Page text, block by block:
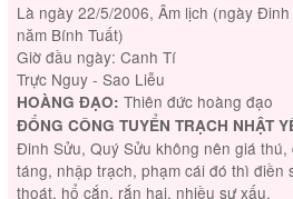
Là ngày 22/5/2006, Âm lịch (ngày
năm Bính Tuất)
Giờ đầu ngày: Canh Tí
Trực Nguy - Sao Liễu
HOÀNG ĐẠO: Thiên đức hoàng đạo
ĐỔNG CÔNG TUYỂN TRẠCH NHẬT
Đinh Sửu, Quý Sửu không nên giá
táng, nhập trạch, phạm cái đó thì điền
thoát, hổ cắn, rắn hại, nhiều sự xấu.